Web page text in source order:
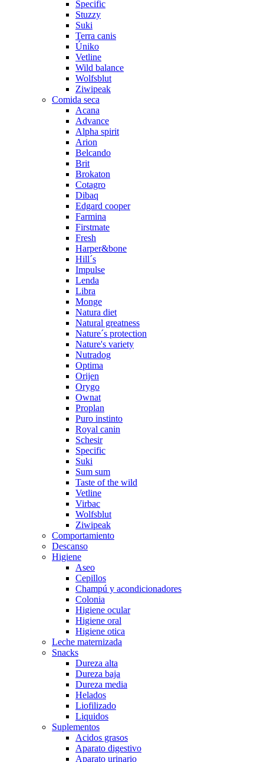
Specific
Stuzzy
Suki
Terra canis
Úniko
Vetline
Wild balance
Wolfsblut
Ziwipeak
Comida seca
Acana
Advance
Alpha spirit
Arion
Belcando
Brit
Brokaton
Cotagro
Dibaq
Edgard cooper
Farmina
Firstmate
Fresh
Harper&bone
Hill´s
Impulse
Lenda
Libra
Monge
Natura diet
Natural greatness
Nature´s protection
Nature's variety
Nutradog
Optima
Orijen
Orygo
Ownat
Proplan
Puro instinto
Royal canin
Schesir
Specific
Suki
Sum sum
Taste of the wild
Vetline
Virbac
Wolfsblut
Ziwipeak
Comportamiento
Descanso
Higiene
Aseo
Cepillos
Champú y acondicionadores
Colonia
Higiene ocular
Higiene oral
Higiene otica
Leche maternizada
Snacks
Dureza alta
Dureza baja
Dureza media
Helados
Liofilizado
Liquidos
Suplementos
Acidos grasos
Aparato digestivo
Aparato urinario